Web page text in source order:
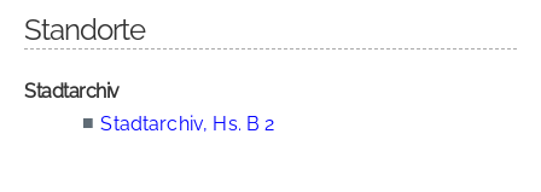
Standorte
Stadtarchiv
■ Stadtarchiv, Hs. B 2